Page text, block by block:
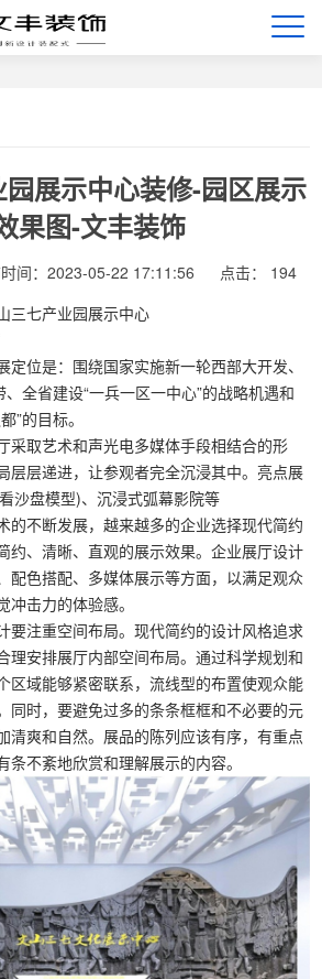
展示中心装修-园区展示
果图-文丰装饰
间：2023-05-22 17:11:56 点击： 194
七产业园展示中心
位是：围绕国家实施新一轮西部大开发、
、全省建设“一兵一区一中心”的战略机遇和
”的目标。
取艺术和声光电多媒体手段相结合的形
层层递进，让参观者完全沉浸其中。亮点展
沙盘模型)、沉浸式弧幕影院等
不断发展，越来越多的企业选择现代简约
约、清晰、直观的展示效果。企业展厅设计
配色搭配、多媒体展示等方面，以满足观众
击力的体验感。
注重空间布局。现代简约的设计风格追求
理安排展厅内部空间布局。通过科学规划和
区域能够紧密联系，流线型的布置使观众能
同时，要避免过多的条条框框和不必要的元
清爽和自然。展品的陈列应该有序，有重点
不紊地欣赏和理解展示的内容。